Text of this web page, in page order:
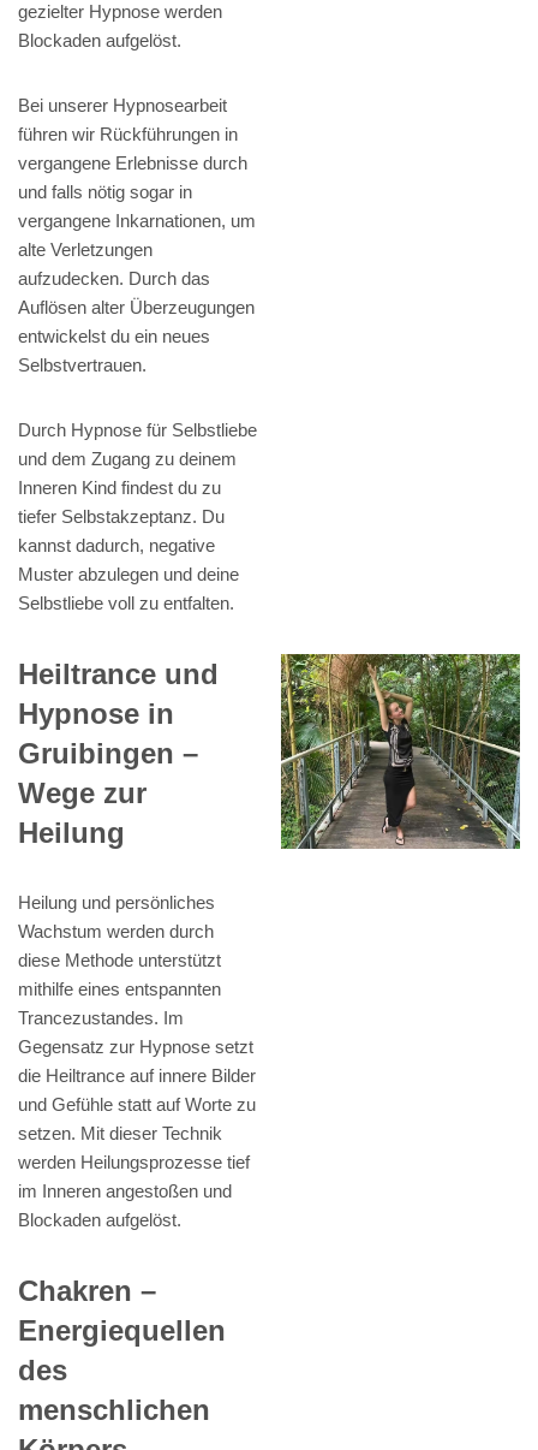
gezielter Hypnose werden
Blockaden aufgelöst.
Bei unserer Hypnosearbeit
führen wir Rückführungen in
vergangene Erlebnisse durch
und falls nötig sogar in
vergangene Inkarnationen, um
alte Verletzungen
aufzudecken. Durch das
Auflösen alter Überzeugungen
entwickelst du ein neues
Selbstvertrauen.
Durch Hypnose für Selbstliebe
und dem Zugang zu deinem
Inneren Kind findest du zu
tiefer Selbstakzeptanz. Du
kannst dadurch, negative
Muster abzulegen und deine
Selbstliebe voll zu entfalten.
Heiltrance und
Hypnose in
Gruibingen –
Wege zur
Heilung
Heilung und persönliches
Wachstum werden durch
diese Methode unterstützt
mithilfe eines entspannten
Trancezustandes. Im
Gegensatz zur Hypnose setzt
die Heiltrance auf innere Bilder
und Gefühle statt auf Worte zu
setzen. Mit dieser Technik
werden Heilungsprozesse tief
im Inneren angestoßen und
Blockaden aufgelöst.
Chakren –
Energiequellen
des
menschlichen